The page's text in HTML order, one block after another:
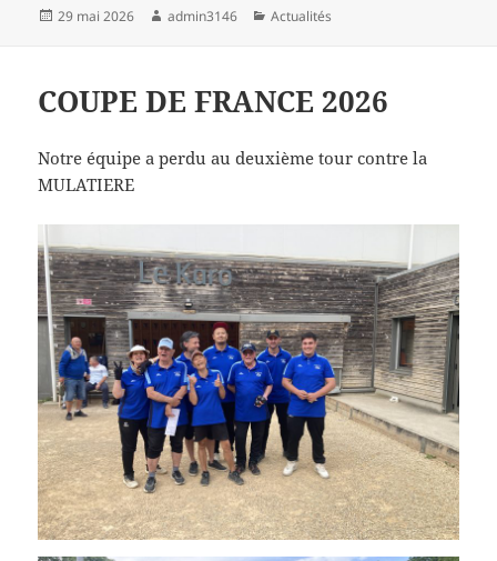
Publié
29 mai 2026 Auteur
admin3146 Catégories
Actualités
COUPE DE FRANCE 2026
Notre équipe a perdu au deuxième tour contre la
MULATIERE